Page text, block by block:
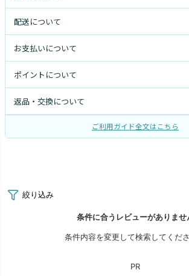
配送について
お支払いについて
ポイントについて
返品・交換について
ご利用ガイド全文はこちら